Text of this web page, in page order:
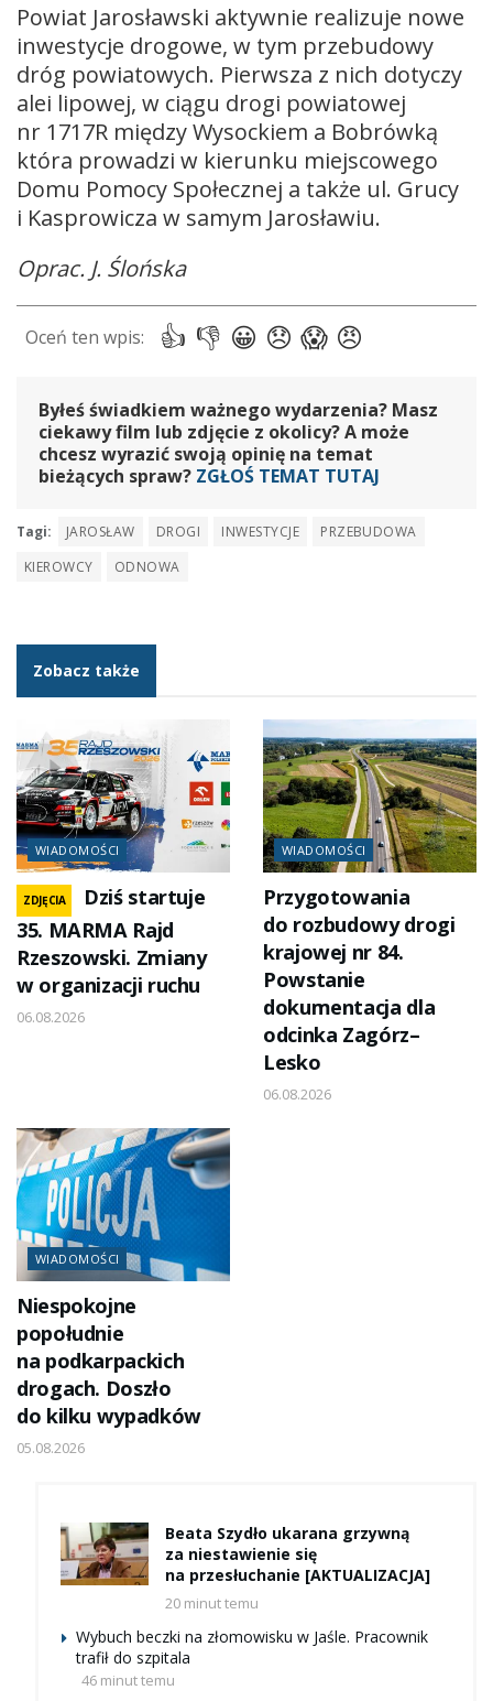
Powiat Jarosławski aktywnie realizuje nowe
inwestycje drogowe, w tym przebudowy
dróg powiatowych. Pierwsza z nich dotyczy
alei lipowej, w ciągu drogi powiatowej
nr 1717R między Wysockiem a Bobrówką
która prowadzi w kierunku miejscowego
Domu Pomocy Społecznej a także ul. Grucy
i Kasprowicza w samym Jarosławiu.
Oprac. J. Ślońska
Byłeś świadkiem ważnego wydarzenia? Masz
ciekawy film lub zdjęcie z okolicy? A może
chcesz wyrazić swoją opinię na temat
bieżących spraw? ZGŁOŚ TEMAT TUTAJ
Tagi: JAROSŁAW DROGI INWESTYCJE
PRZEBUDOWA
KIEROWCY
ODNOWA
Zobacz także
WIADOMOŚCI
ZDJĘCIA
Dziś startuje
35. MARMA Rajd
Rzeszowski. Zmiany
w organizacji ruchu
06.08.2026
WIADOMOŚCI
Przygotowania
do rozbudowy drogi
krajowej nr 84.
Powstanie
dokumentacja dla
odcinka Zagórz–
Lesko
06.08.2026
WIADOMOŚCI
Niespokojne
popołudnie
na podkarpackich
drogach. Doszło
do kilku wypadków
05.08.2026
Beata Szydło ukarana grzywną
za niestawienie się
na przesłuchanie [AKTUALIZACJA]
20 minut temu
Wybuch beczki na złomowisku w Jaśle. Pracownik
trafił do szpitala
46 minut temu